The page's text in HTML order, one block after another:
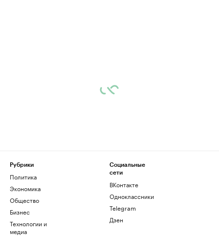
Рубрики
Политика
Экономика
Общество
Бизнес
Технологии и
медиа
Социальные
сети
ВКонтакте
Одноклассники
Telegram
Дзен